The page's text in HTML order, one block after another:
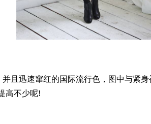
迅速窜红的国际流行色，图中与紧
高不少呢!